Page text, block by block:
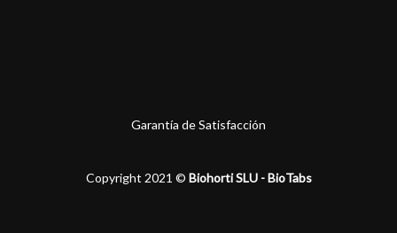
Garantía de Satisfacción
Copyright 2021 © Biohorti SLU - BioTabs